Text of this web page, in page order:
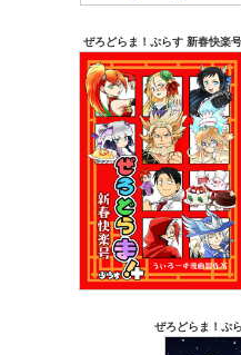
ぜろどらま！ぷらす 新春快楽号
ぜろどらま！ぷ